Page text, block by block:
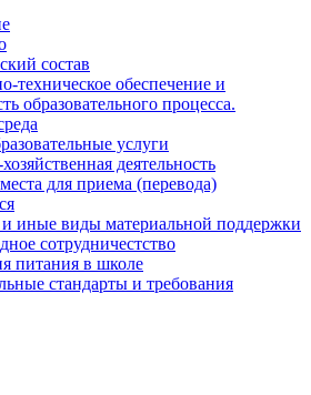
состав
техническое обеспечение и
образовательного процесса.
услуги
деятельность
для приема (перевода)
иные виды материальной поддержки
сотрудничестство
питания в школе
стандарты и требования